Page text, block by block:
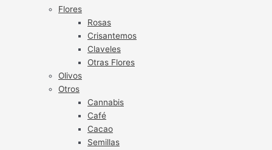
Flores
Rosas
Crisantemos
Claveles
Otras Flores
Olivos
Otros
Cannabis
Café
Cacao
Semillas